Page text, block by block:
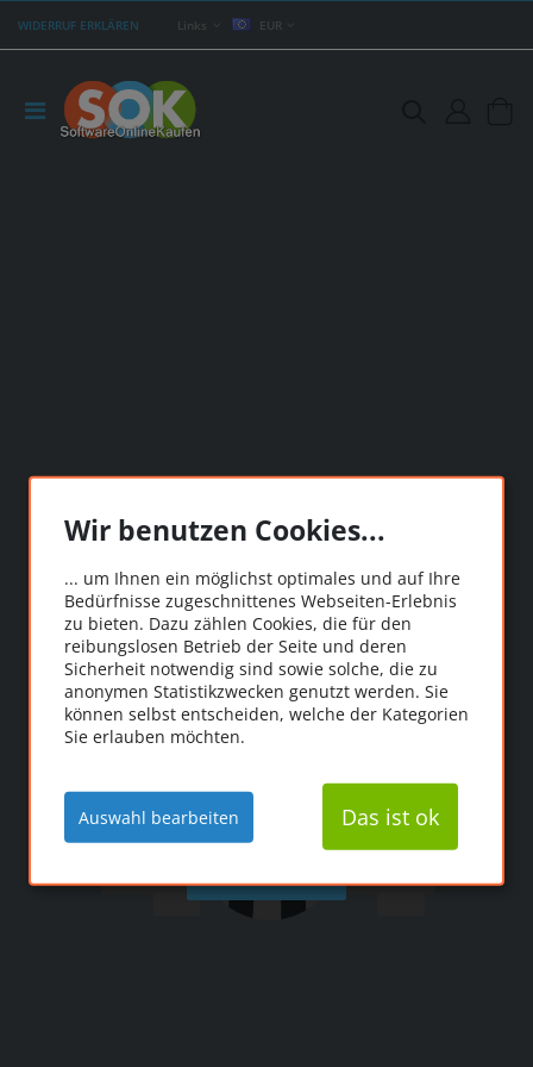
WIDERRUF ERKLÄREN Links EUR
Oooops!
Die Seite konnte leider
nicht gefunden werden.
Wir benutzen Cookies...
... um Ihnen ein möglichst optimales und auf Ihre
Bedürfnisse zugeschnittenes Webseiten-Erlebnis
zu bieten. Dazu zählen Cookies, die für den
reibungslosen Betrieb der Seite und deren
Sicherheit notwendig sind sowie solche, die zu
anonymen Statistikzwecken genutzt werden. Sie
können selbst entscheiden, welche der Kategorien
Sie erlauben möchten.
Auswahl bearbeiten Das ist ok